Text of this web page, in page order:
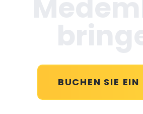
BUCHEN SIE